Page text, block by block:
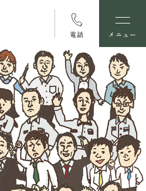
電話 メニュー